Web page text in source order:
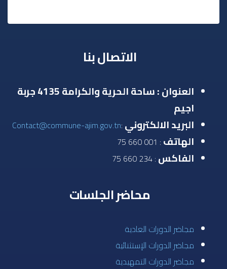
الاتصال بنا
العنوان : ساحة الحرية والكرامة 4135 جربة
اجيم
البريد الالكتروني :
Contact@commune-ajim.gov.tn
الهاتف : 001 660 75
الفاكس : 234 660 75
محاضر الجلسات
مجاضر الدورات العادية
مجاضر الدورات الإستثنائية
مجاضر الدورات التمهيدية